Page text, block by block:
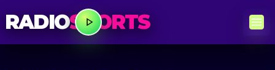
RADIOSPORTS